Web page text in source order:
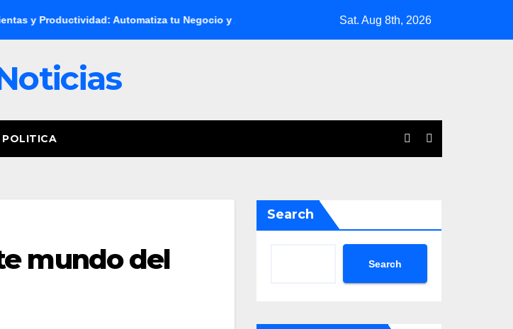
Automatiza tu Negocio y Ahorra Tiempo Las Tendencias que Transforman el Mundo
Sat. Aug 8th, 2026
POLITICA
mundo del
Search
Search